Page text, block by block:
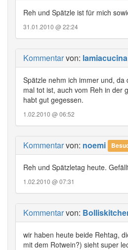
Reh und Spätzle ist für mich
31.01.2010 @ 22:24
Kommentarvon: lamiacucina
Spätzle nehm ich immer und, da
mal tot ist, auch vom Reh in der
habt gut gegessen.
1.02.2010 @ 06:52
Kommentarvon: noemi
Reh und Spätzletag heute.
1.02.2010 @ 07:31
Kommentarvon:
wir haben heute beide Rehtag,
mit dem Rotwein?) sieht super